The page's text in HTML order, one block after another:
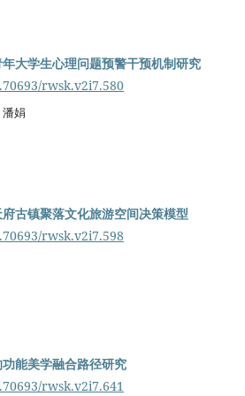
大学生心理问题预警干预机制研究
rwsk.v2i7.580
娟
古镇聚落文化旅游空间决策模型
rwsk.v2i7.598
能美学融合路径研究
rwsk.v2i7.641